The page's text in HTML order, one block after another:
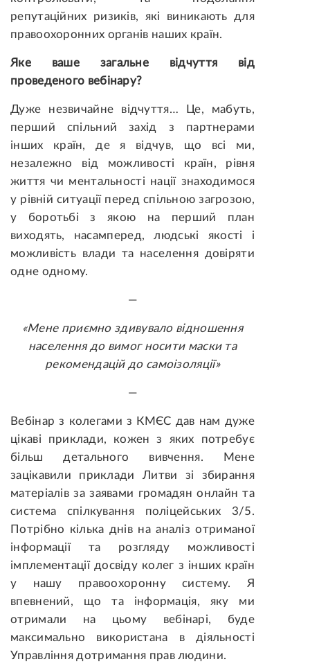
репутаційних ризиків, які виникають для
правоохоронних органів наших країн.
Яке ваше загальне відчуття від
проведеного вебінару?
Дуже незвичайне відчуття… Це, мабуть,
перший спільний захід з партнерами
інших країн, де я відчув, що всі ми,
незалежно від можливості країн, рівня
життя чи ментальності нації знаходимося
у рівній ситуації перед спільною загрозою,
у боротьбі з якою на перший план
виходять, насамперед, людські якості і
можливість влади та населення довіряти
одне одному.
—
«Мене приємно здивувало відношення
населення до вимог носити маски та
рекомендацій до самоізоляції»
—
Вебінар з колегами з КМЄС дав нам дуже
цікаві приклади, кожен з яких потребує
більш детального вивчення. Мене
зацікавили приклади Литви зі збирання
матеріалів за заявами громадян онлайн та
система спілкування поліцейських 3/5.
Потрібно кілька днів на аналіз отриманої
інформації та розгляду можливості
імплементації досвіду колег з інших країн
у нашу правоохоронну систему. Я
впевнений, що та інформація, яку ми
отримали на цьому вебінарі, буде
максимально використана в діяльності
Управління дотримання прав людини.